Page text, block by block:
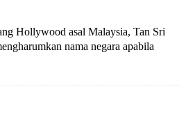
Hollywood asal Malaysia, Tan Sri
nama negara apabila